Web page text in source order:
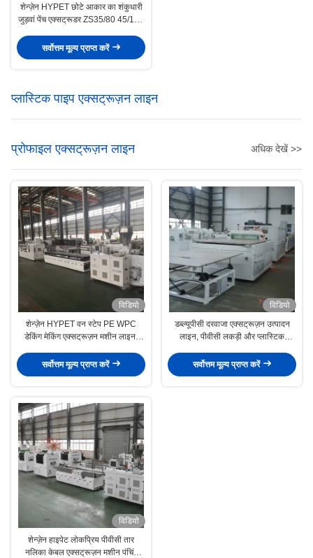
शेन्ज़ेन HYPET छोटे आकार का शंकुधारी
जुड़वां पेंच एक्सट्रूडर ZS35/80 45/100
सर्वोत्तम मूल्य प्राप्त करें
प्लास्टिक पाइप एक्सट्रूज़न लाइन
प्रोफाइल एक्सट्रूज़न लाइन अधिक देखें >>
विडियो
शेन्ज़ेन HYPET वन स्टेप PE WPC
डेकिंग मेकिंग एक्सट्रूज़न मशीन लाइन,
निर्माता
सर्वोत्तम मूल्य प्राप्त करें
विडियो
डब्ल्यूपीसी दरवाजा एक्सट्रूज़न उत्पादन
लाइन, पीवीसी लकड़ी और प्लास्टिक
सर्वोत्तम मूल्य प्राप्त करें
विडियो
शेन्ज़ेन हाइपेट लोकप्रिय पीवीसी तार
नलिका केबल एक्सट्रूज़न मशीन पंचिंग